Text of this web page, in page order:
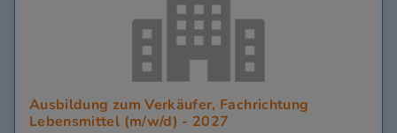
Ausbildung zum Verkäufer, Fachrichtung
Lebensmittel (m/w/d) - 2027